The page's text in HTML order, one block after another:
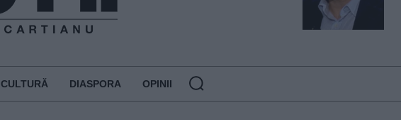
CULTURĂ DIASPORA OPINII